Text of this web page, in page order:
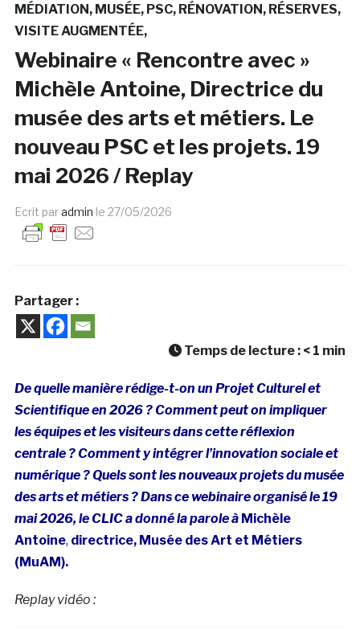
MÉDIATION MUSÉE PSC RÉNOVATION RÉSERVES
VISITE AUGMENTÉE
Webinaire « Rencontre avec »
Michèle Antoine, Directrice du
musée des arts et métiers. Le
nouveau PSC et les projets. 19
mai 2026 / Replay
Ecrit paradmin le 27/05/2026
Partager :
Temps de lecture : < 1 min
De quelle manière rédige-t-on un Projet Culturel et
Scientifique en 2026 ? Comment peut on impliquer
les équipes et les visiteurs dans cette réflexion
centrale ? Comment y intégrer l’innovation sociale et
numérique ? Quels sont les nouveaux projets du musée
des arts et métiers ? Dans ce webinaire organisé le 19
mai 2026, le CLIC a donné la parole à Michèle
Antoine, directrice, Musée des Art et Métiers
(MuAM).
Replay vidéo :